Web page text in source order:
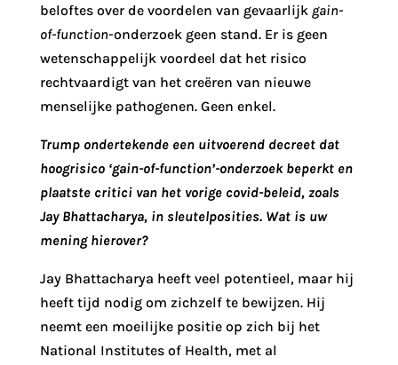
beloftes over de voordelen van gevaarlijk gain-
of-function-onderzoek geen stand. Er is geen
wetenschappelijk voordeel dat het risico
rechtvaardigt van het creëren van nieuwe
menselijke pathogenen. Geen enkel.
Trump ondertekende een uitvoerend decreet dat
hoogrisico ‘gain-of-function’-onderzoek beperkt en
plaatste critici van het vorige covid-beleid, zoals
Jay Bhattacharya, in sleutelposities. Wat is uw
mening hierover?
Jay Bhattacharya heeft veel potentieel, maar hij
heeft tijd nodig om zichzelf te bewijzen. Hij
neemt een moeilijke positie op zich bij het
National Institutes of Health, met al